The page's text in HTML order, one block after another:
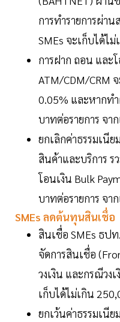
การทำรายการผ่า
SMEs จะเก็บได้ไ
การฝาก ถอน และ
ATM/CDM/CRM
0.05% และหากท
บาทต่อรายการ จา
ยกเลิกค่าธรรมเนีย
สินค้าและบริการ ร
โอนเงิน Bulk
บาทต่อรายการ จา
SMEs ลดต้นทุนสินเชื่อ
สินเชื่อ SMEs ธป
จัดการสินเชื่อ
วงเงิน และกรณีวง
เก็บได้ไม่เกิน
ยกเว้นค่าธรรมเนีย